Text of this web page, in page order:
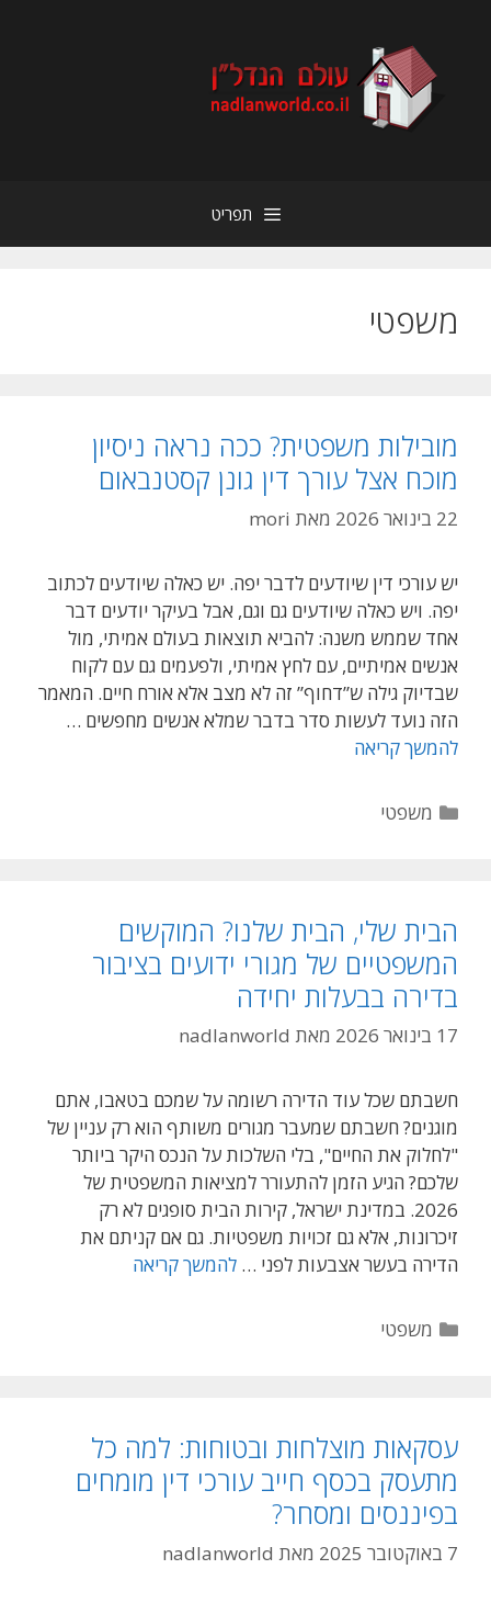
תפריט
משפטי
מובילות משפטית? ככה נראה ניסיון
מוכח אצל עורך דין גונן קסטנבאום
22 בינואר 2026 מאת mori
יש עורכי דין שיודעים לדבר יפה. יש כאלה שיודעים לכתוב
יפה. ויש כאלה שיודעים גם וגם, אבל בעיקר יודעים דבר
אחד שממש משנה: להביא תוצאות בעולם אמיתי, מול
אנשים אמיתיים, עם לחץ אמיתי, ולפעמים גם עם לקוח
שבדיוק גילה ש”דחוף” זה לא מצב אלא אורח חיים. המאמר
הזה נועד לעשות סדר בדבר שמלא אנשים מחפשים …
להמשך קריאה
עורך
דין
גונן
קטגוריות
משפטי
הבית שלי, הבית שלנו? המוקשים
המשפטיים של מגורי ידועים בציבור
בדירה בבעלות יחידה
17 בינואר 2026 מאת nadlanworld
חשבתם שכל עוד הדירה רשומה על שמכם בטאבו, אתם
מוגנים? חשבתם שמעבר מגורים משותף הוא רק עניין של
"לחלוק את החיים", בלי השלכות על הנכס היקר ביותר
שלכם? הגיע הזמן להתעורר למציאות המשפטית של
2026. במדינת ישראל, קירות הבית סופגים לא רק
זיכרונות, אלא גם זכויות משפטיות. גם אם קניתם את
הדירה בעשר אצבעות לפני … להמשך קריאה
מגורי
ידועים
קטגוריות
משפטי
עסקאות מוצלחות ובטוחות: למה כל
מתעסק בכסף חייב עורכי דין מומחים
בפיננסים ומסחר?
7 באוקטובר 2025 מאת nadlanworld